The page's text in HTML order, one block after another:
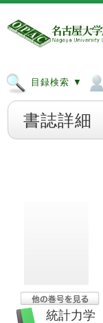
目録検索 ▼
書誌詳細
統計力学